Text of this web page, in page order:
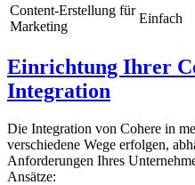
Content-Erstellung für
Marketing
Einfach
Einrichtung Ihrer
Integration
Die Integration von Cohere in
verschiedene Wege erfolgen,
Anforderungen Ihres
Ansätze: